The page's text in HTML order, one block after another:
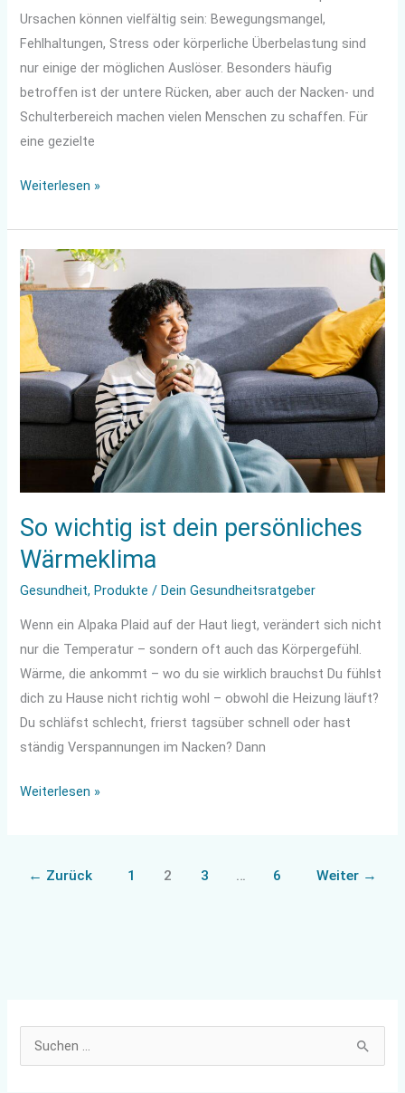
Ursachen können vielfältig sein: Bewegungsmangel,
Fehlhaltungen, Stress oder körperliche Überbelastung sind
nur einige der möglichen Auslöser. Besonders häufig
betroffen ist der untere Rücken, aber auch der Nacken- und
Schulterbereich machen vielen Menschen zu schaffen. Für
eine gezielte
Weiterlesen »
So wichtig ist dein persönliches
Wärmeklima
Gesundheit,Produkte /Dein Gesundheitsratgeber
Wenn ein Alpaka Plaid auf der Haut liegt, verändert sich nicht
nur die Temperatur – sondern oft auch das Körpergefühl.
Wärme, die ankommt – wo du sie wirklich brauchst Du fühlst
dich zu Hause nicht richtig wohl – obwohl die Heizung läuft?
Du schläfst schlecht, frierst tagsüber schnell oder hast
ständig Verspannungen im Nacken? Dann
So
wichtig
ist
dein
persönliches
Wärmeklima
Weiterlesen »
← Zurück 1 2 3 … 6 Weiter →